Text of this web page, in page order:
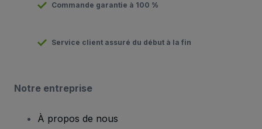
Commande garantie à 100 %
Service client assuré du début à la fin
Notre entreprise
À propos de nous